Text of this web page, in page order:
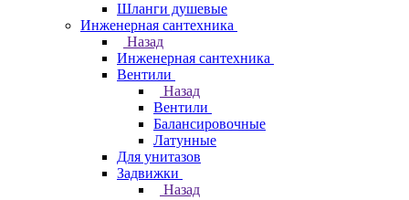
Шланги душевые
Инженерная сантехника
Назад
Инженерная сантехника
Вентили
Назад
Вентили
Балансировочные
Латунные
Для унитазов
Задвижки
Назад